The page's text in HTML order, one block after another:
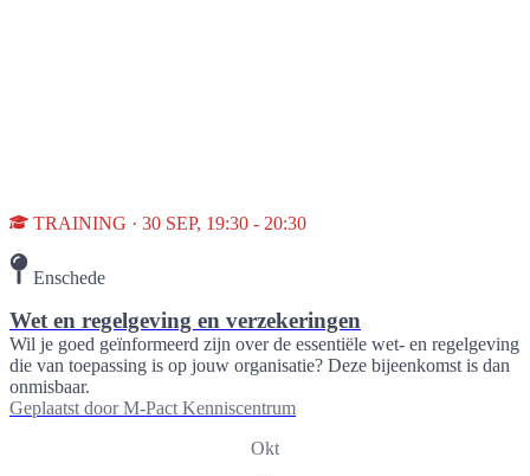
TRAINING · 30 SEP, 19:30 - 20:30
Enschede
Wet en regelgeving en verzekeringen
Wil je goed geïnformeerd zijn over de essentiële wet- en regelgeving
die van toepassing is op jouw organisatie? Deze bijeenkomst is dan
onmisbaar.
Geplaatst door M-Pact Kenniscentrum
Okt